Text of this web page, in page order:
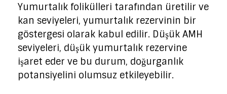
Yumurtalık folikülleri tarafından üretilir ve
kan seviyeleri, yumurtalık rezervinin bir
göstergesi olarak kabul edilir. Düşük AMH
seviyeleri, düşük yumurtalık rezervine
işaret eder ve bu durum, doğurganlık
potansiyelini olumsuz etkileyebilir.